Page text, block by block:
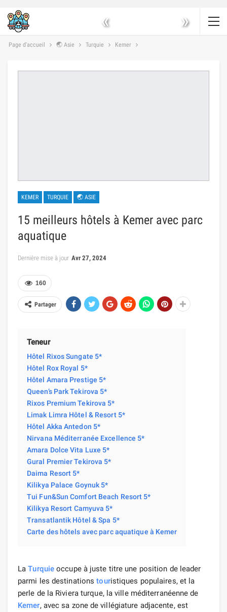
« »
Page d'accueil 🌏 Asie Turquie Kemer
KEMER TURQUIE 🌏 ASIE
15 meilleurs hôtels à Kemer avec parc
aquatique
Dernière mise à jour Avr 27, 2024
160
Partager
Teneur
Hôtel Rixos Sungate 5*
Hôtel Rox Royal 5*
Hôtel Amara Prestige 5*
Queen’s Park Tekirova 5*
Rixos Premium Tekirova 5*
Limak Limra Hôtel & Resort 5*
Hôtel Akka Antedon 5*
Nirvana Méditerranée Excellence 5*
Amara Dolce Vita Luxe 5*
Gural Premier Tekirova 5*
Daima Resort 5*
Kilikya Palace Goynuk 5*
Tui Fun&Sun Comfort Beach Resort 5*
Kilikya Resort Camyuva 5*
Transatlantik Hôtel & Spa 5*
Carte des hôtels avec parc aquatique à Kemer
LaTurquie occupe à juste titre une position de leader
parmi les destinationstouristiques populaires, et la
perle de la Riviera turque, la ville méditerranéenne de
Kemer, avec sa zone de villégiature adjacente, est